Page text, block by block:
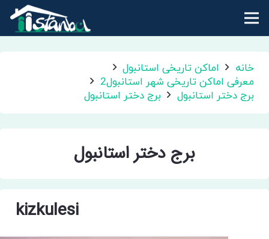
خانه
اماکن تاریخی استانبول
معرفی اماکن تاریخی شهر استانبول2
برج دختر استانبول
برج دختر استانبول
برج دختر استانبول
kizkulesi